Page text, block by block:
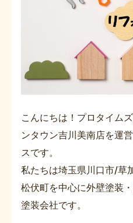
こんにちは！プロタイム
ンタウン吉川美南店を運
スです。
私たちは埼玉県川口市/草
松伏町を中心に外壁塗装
塗装会社です。